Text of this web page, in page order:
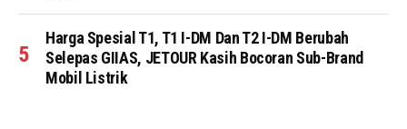
Harga Spesial T1, T1 I-DM Dan T2 I-DM Berubah
Selepas GIIAS, JETOUR Kasih Bocoran Sub-Brand
Mobil Listrik